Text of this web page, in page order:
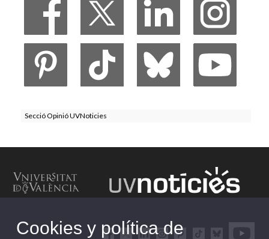
Secció Opinió UVNoticies
Cookies y política de